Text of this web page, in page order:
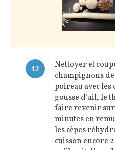
12
Nettoyer et
champignons
poireau avec les
gousse d’ail, le
faire revenir sur
minutes en
les cèpes
cuisson encore